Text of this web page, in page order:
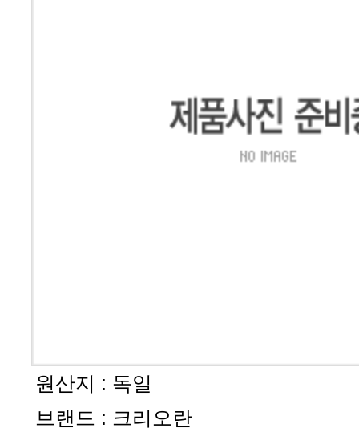
원산지 : 독일
브랜드 : 크리오란